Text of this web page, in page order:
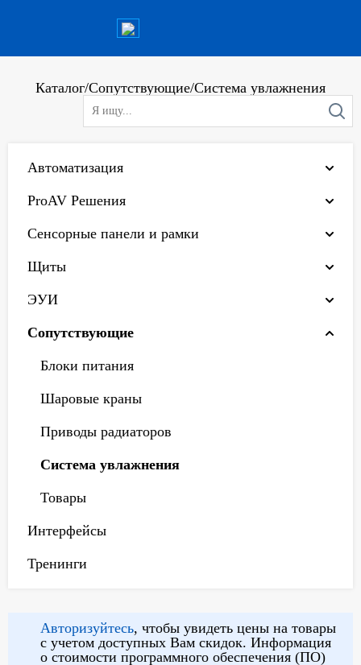
Каталог/Сопутствующие/Система увлажнения
Автоматизация
ProAV Решения
Сенсорные панели и рамки
Щиты
ЭУИ
Сопутствующие
Блоки питания
Шаровые краны
Приводы радиаторов
Система увлажнения
Товары
Интерфейсы
Тренинги
Авторизуйтесь, чтобы увидеть цены на товары
с учетом доступных Вам скидок. Информация
о стоимости программного обеспечения (ПО)